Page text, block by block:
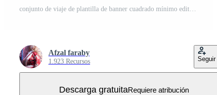
conjunto de viaje de plantilla de banner cuadrado mínimo editable. color de fondo blanco amarillo verde con formas geométricas para publicaciones en medios sociales, historias y anuncios en Internet. ilustración vectorial Vector Gratis
Afzal faraby
1.923 Recursos Seguir
Descarga gratuitaRequiere atribución